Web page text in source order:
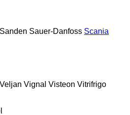
Sanden Sauer-Danfoss Scania
Veljan Vignal Visteon Vitrifrigo